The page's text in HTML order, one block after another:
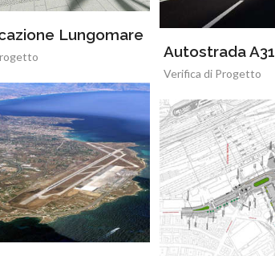
Lungomare
Autostrada A31
Verifica di Progetto